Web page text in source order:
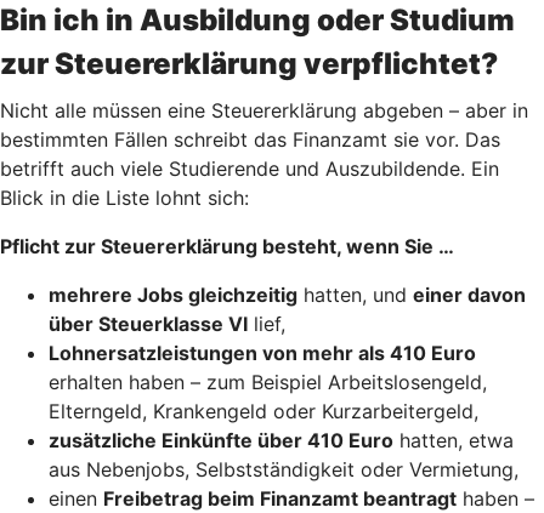
Bin ich in Ausbildung oder Studium
zur Steuererklärung verpflichtet?
Nicht alle müssen eine Steuererklärung abgeben – aber in
bestimmten Fällen schreibt das Finanzamt sie vor. Das
betrifft auch viele Studierende und Auszubildende. Ein
Blick in die Liste lohnt sich:
Pflicht zur Steuererklärung besteht, wenn Sie …
mehrere Jobs gleichzeitig hatten, und einer davon
über Steuerklasse VI lief,
Lohnersatzleistungen von mehr als 410 Euro
erhalten haben – zum Beispiel Arbeitslosengeld,
Elterngeld, Krankengeld oder Kurzarbeitergeld,
zusätzliche Einkünfte über 410 Euro hatten, etwa
aus Nebenjobs, Selbstständigkeit oder Vermietung,
einen Freibetrag beim Finanzamt beantragt haben –